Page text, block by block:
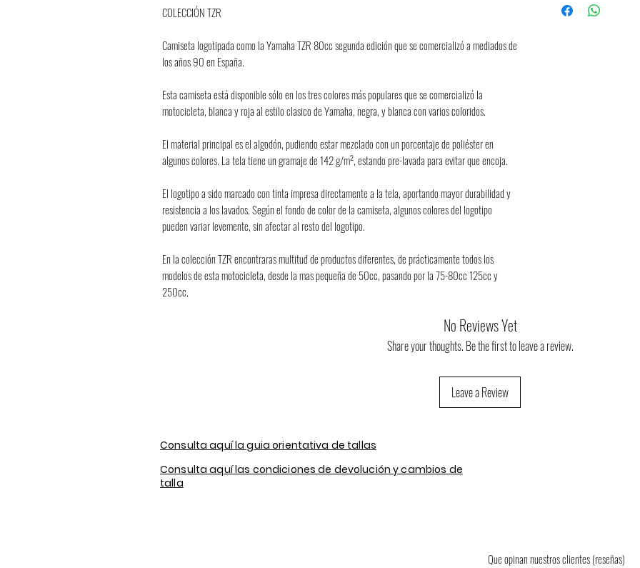
COLECCIÓN TZR
Camiseta logotipada como la Yamaha TZR 80cc segunda edición que se comercializó a mediados de
los años 90 en España.
Esta camiseta está disponible sólo en los tres colores más populares que se comercializó la
motocicleta, blanca y roja al estilo clasico de Yamaha, negra, y blanca con varios coloridos.
El material principal es el algodón, pudiendo estar mezclado con un porcentaje de poliéster en
algunos colores. La tela tiene un gramaje de 142 g/m², estando pre-lavada para evitar que encoja.
El logotipo a sido marcado con tinta impresa directamente a la tela, aportando mayor durabilidad y
resistencia a los lavados. Según el fondo de color de la camiseta, algunos colores del logotipo
pueden variar levemente, sin afectar al resto del logotipo.
En la colección TZR encontraras multitud de productos diferentes, de prácticamente todos los
modelos de esta motocicleta, desde la mas pequeña de 50cc, pasando por la 75-80cc 125cc y
250cc.
No Reviews Yet
Share your thoughts. Be the first to leave a review.
Leave a Review
Consulta aquí la guia orientativa de tallas
Consulta aquí las condiciones de devolución y cambios de
talla
Que opinan nuestros clientes (reseñas)